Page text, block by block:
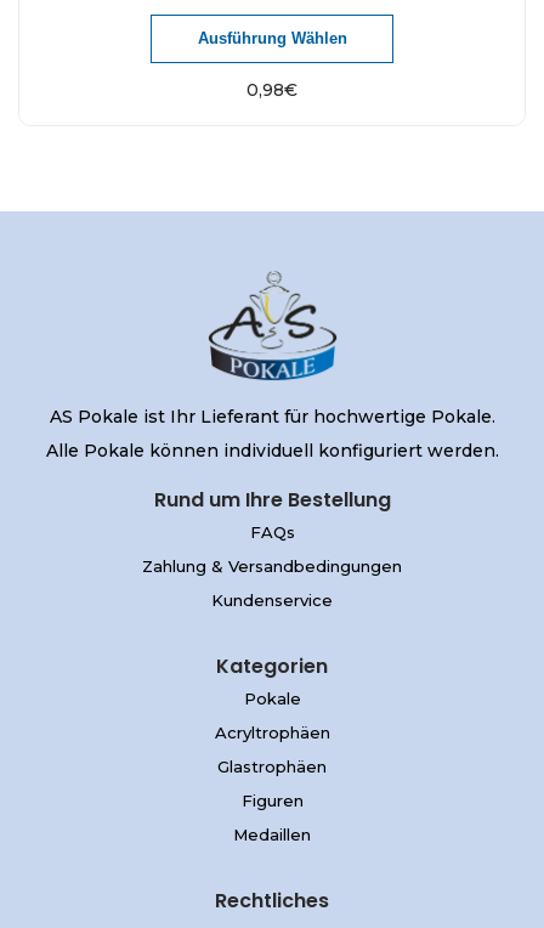
0,98€
Ausführung Wählen
AS Pokale ist Ihr Lieferant für hochwertige Pokale.
Alle Pokale können individuell konfiguriert werden.
Rund um Ihre Bestellung
FAQs
Zahlung & Versandbedingungen
Kundenservice
Kategorien
Pokale
Acryltrophäen
Glastrophäen
Figuren
Medaillen
Rechtliches